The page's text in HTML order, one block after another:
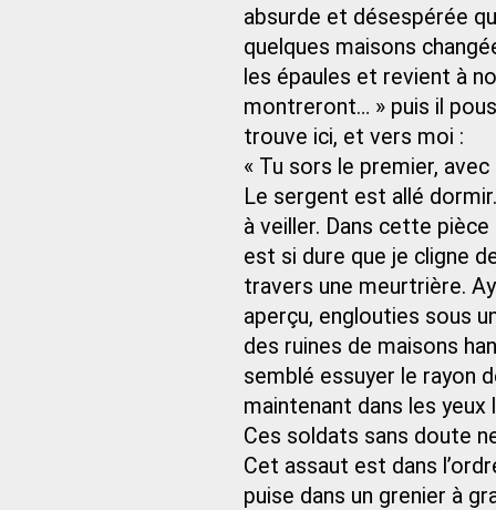
absurde et désespérée
quelques maisons
les épaules et revient à
montreront… » puis il
trouve ici, et vers moi :
« Tu sors le premier,
Le sergent est allé
à veiller. Dans cette
est si dure que je cligne
travers une meurtrière.
aperçu, englouties sous
des ruines de maisons
semblé essuyer le rayon
maintenant dans les
Ces soldats sans doute
Cet assaut est dans
puise dans un grenier à